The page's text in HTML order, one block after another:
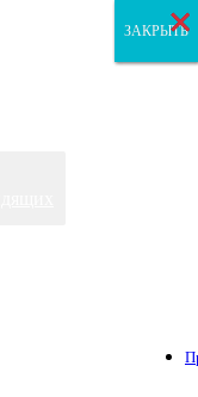
ЗАКРЫТЬ
ЗАКРЫТЬ
ЗАКРЫТЬ
×
×
×